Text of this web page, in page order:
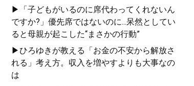
『ざんねんなインターネッ
ト』
日本のインターネット上で
起こる様々な炎上事件や犯
罪行為をどう見てきたの
▶「子どもがいるのに席代わってくれないん
ですか?」優先席ではないのに...呆然としてい
ると母親が起こした“まさかの行動”
▶ひろゆきが教える「お金の不安から解放さ
れる」考え方。収入を増やすよりも大事なの
は